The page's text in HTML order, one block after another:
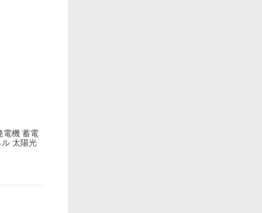
電機 蓄電
太陽光